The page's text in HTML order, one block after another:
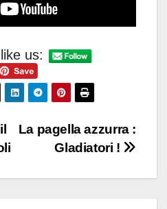
us:
La pagella azzurra :
Gladiatori !